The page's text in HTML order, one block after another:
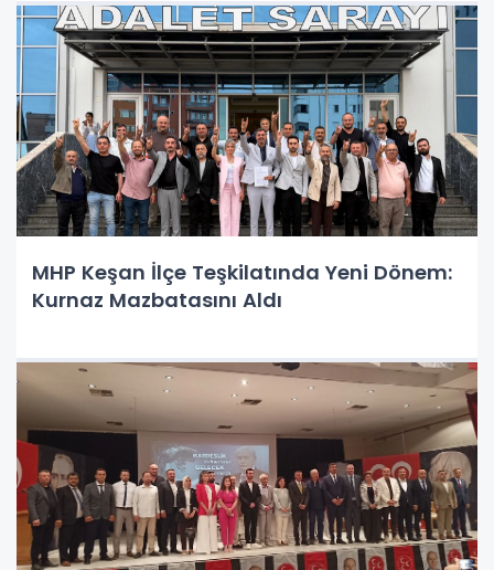
MHP Keşan İlçe Teşkilatında Yeni Dönem:
Kurnaz Mazbatasını Aldı